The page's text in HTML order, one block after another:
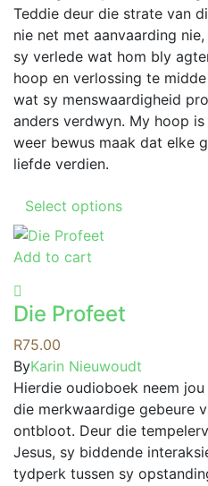
the
product
page
Teddie deur die strate van
nie net met aanvaarding
sy verlede wat hom bly
hoop en verlossing te
wat sy menswaardigheid
anders verdwyn. My hoop
weer bewus maak dat elke
liefde verdien.
Select options
be
chosen
on
the
product
page
Add to cart
Die Profeet
R75.00
ByKarin Nieuwoudt
Hierdie oudioboek neem
die merkwaardige gebeure
ontbloot. Deur die
Jesus, sy biddende
tydperk tussen sy